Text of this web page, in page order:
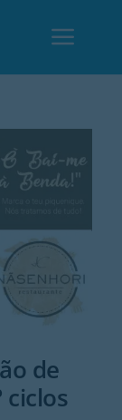
de
ciclos